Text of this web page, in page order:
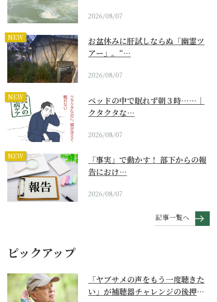
2026/08/07
NEW
お盆休みに肝試しならぬ「幽霊ツ
アー」。“…
2026/08/07
NEW
ベッドの中で眠れず朝３時……｜
クタクタな…
2026/08/07
NEW
「事実」で動かす！ 部下からの報
告におけ…
2026/08/07
記事一覧へ
ピックアップ
「ヤブサメの声をもう一度聴きた
い」が補聴器チャレンジの後押し